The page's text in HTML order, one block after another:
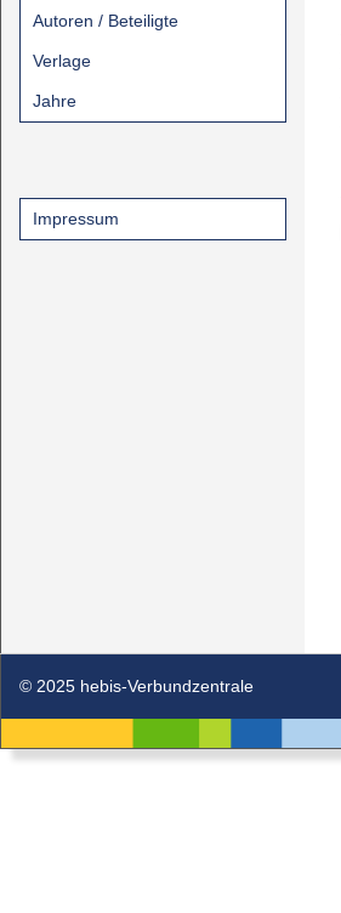
Autoren / Beteiligte
Verlage
Jahre
Impressum
© 2025 hebis-Verbundzentrale